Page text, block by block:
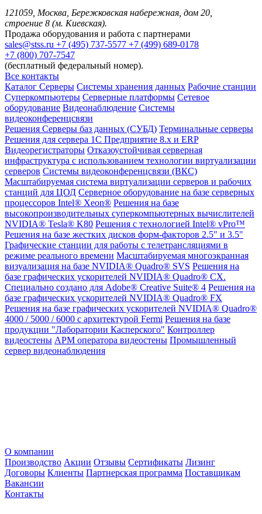
121059, Москва, Бережковская набережная, дом 20,
строение 8 (м. Киевская).
Продажа оборудования и работа с партнерами
sales@stss.ru +7 (495) 737-5577 +7 (499) 689-0178
+7 (800) 707-7547
(бесплатный федеральный номер).
Все контакты
Каталог Серверы Системы хранения данных Рабочие станции
Суперкомпьютеры Серверные платформы Сетевое
оборудование Видеонаблюдение Системы
видеоконференцсвязи
Решения Серверы баз данных (СУБД) Терминальные серверы
Решения для сервера 1С Предприятие 8.x и ERP
Видеорегистраторы Отказоустойчивая серверная
инфраструктура с использованием технологии виртуализации
серверов Системы видеоконференцсвязи (ВКС)
Масштабируемая система виртуализации серверов и рабочих
станций для ЦОД Серверное оборудование на базе серверных
процессоров Intel® Xeon® Решения на базе
высокопроизводительных суперкомпьютерных вычислителей
NVIDIA® Tesla® K80 Решения с технологией Intel® vPro™
Решения на базе жестких дисков форм-факторов 2.5" и 3.5"
Графические станции для работы с телетрансляциями в
режиме реального времени Масштабируемая многоэкранная
визуализация на базе NVIDIA® Quadro® SVS Решения на
базе графических ускорителей NVIDIA® Quadro® CX.
Специально создано для Adobe® Creative Suite® 4 Решения на
базе графических ускорителей NVIDIA® Quadro® FX
Решения на базе графических ускорителей NVIDIA® Quadro®
4000 / 5000 / 6000 с архитектурой Fermi Решения на базе
продукции "Лаборатории Касперского" Контроллер
видеостены АРМ оператора видеостены Промышленный
сервер видеонаблюдения
О компании
Производство Акции Отзывы Сертификаты Лизинг
Договоры Клиенты Партнерская программа Поставщикам
Вакансии
Контакты